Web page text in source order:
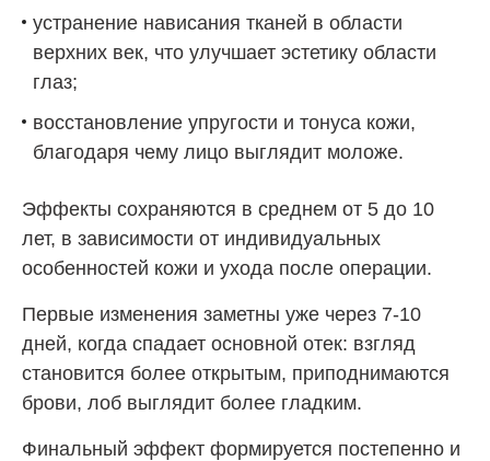
устранение нависания тканей в области
верхних век, что улучшает эстетику области
глаз;
восстановление упругости и тонуса кожи,
благодаря чему лицо выглядит моложе.
Эффекты сохраняются в среднем от 5 до 10
лет, в зависимости от индивидуальных
особенностей кожи и ухода после операции.
Первые изменения заметны уже через 7-10
дней, когда спадает основной отек: взгляд
становится более открытым, приподнимаются
брови, лоб выглядит более гладким.
Финальный эффект формируется постепенно и